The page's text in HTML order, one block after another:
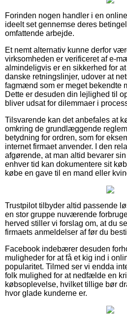
Forinden nogen handler i en
ideelt set gennemse deres
omfattende arbejde.
Et nemt alternativ kunne derfor
virksomheden er verificeret af e-
almindeligvis er en sikkerhed for
danske retningslinjer, udover at
fagmænd som er meget bekendte
Dette er desuden din lejlighed til
bliver udsat for dilemmaer i
Tilsvarende kan det anbefales at
omkring de grundlæggende
betydning for ordren, som for
internet firmaet anvender. I den
afgørende, at man altid bevarer
enhver tid kan dokumentere sit
købe en gave til en mand eller
Trustpilot tilbyder altid passende
en stor gruppe nuværende
herved stiller vi forslag om, at du
firmaets anmeldelser af før du
Facebook indebærer desuden
muligheder for at få et kig ind i
popularitet. Tilmed ser vi endda
folk mulighed for at nedfælde en
købsoplevelse, hvilket tillige bør
hvor glade kunderne er.